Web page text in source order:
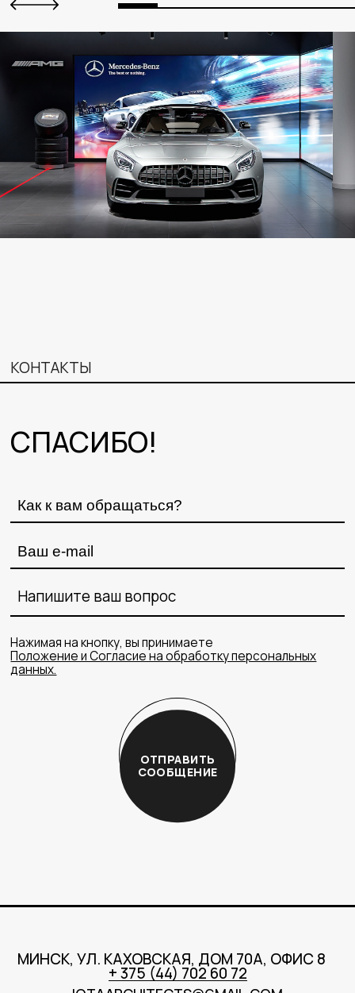
КОНТАКТЫ
СПАСИБО!
Нажимая на кнопку, вы принимаете
Положение и Согласие на обработку персональных
данных.
ОТПРАВИТЬ
СООБЩЕНИЕ
МИНСК, УЛ. КАХОВСКАЯ, ДОМ 70А, ОФИС 8
+ 375 (44) 702 60 72